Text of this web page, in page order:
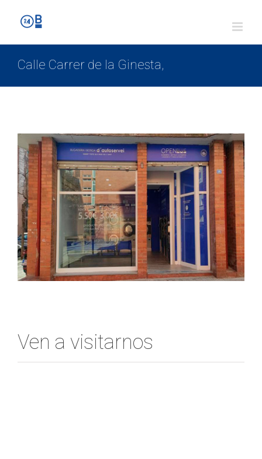
Calle Carrer de la Ginesta,
Ven a visitarnos